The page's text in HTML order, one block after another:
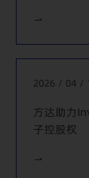
服务。
提供法律服
代表Metito
代表Metito
2026 / 04 /
方达助力
子控股权